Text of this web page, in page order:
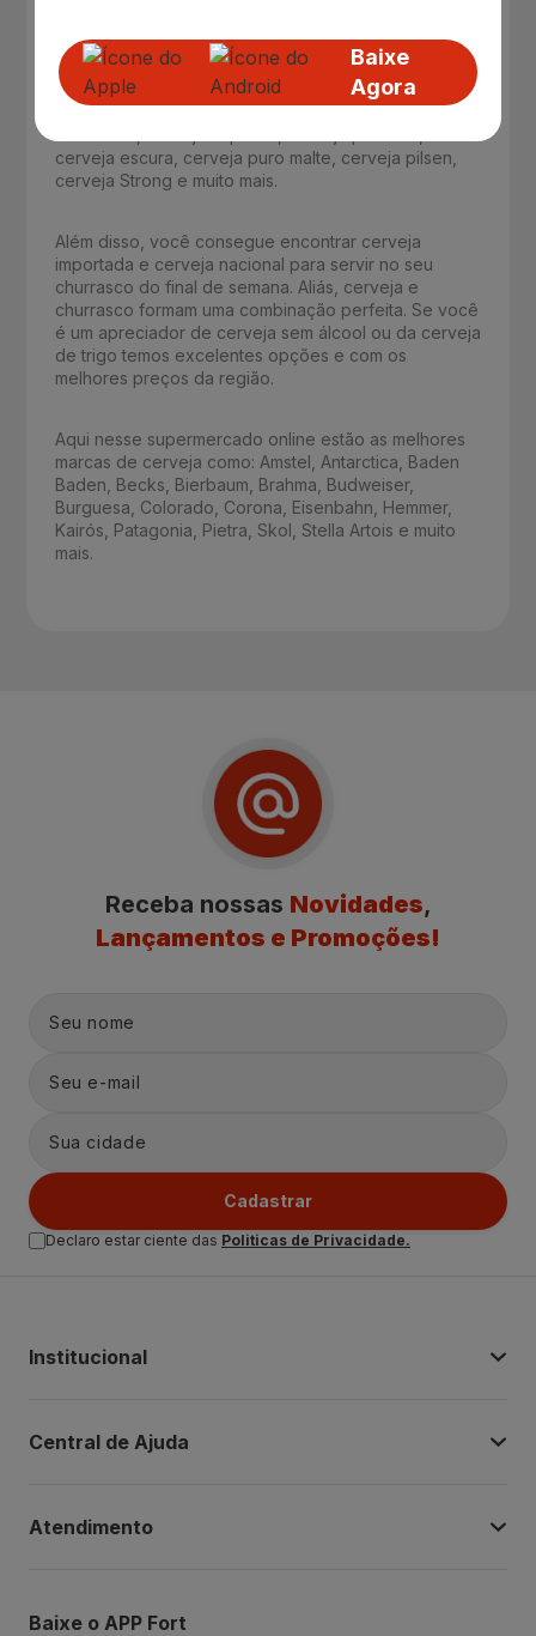
Nesta página você encontra cervejas online onde
basta alguns cliques para fazer o seu pedido e
receber no conforto da sua casa. Aqui temos cerveja
cerveja escura, cerveja puro malte, cerveja pilsen,
cerveja Strong e muito mais.
Além disso, você consegue encontrar cerveja
importada e cerveja nacional para servir no seu
churrasco do final de semana. Aliás, cerveja e
churrasco formam uma combinação perfeita. Se você
é um apreciador de cerveja sem álcool ou da cerveja
de trigo temos excelentes opções e com os
melhores preços da região.
Aqui nesse supermercado online estão as melhores
marcas de cerveja como: Amstel, Antarctica, Baden
Baden, Becks, Bierbaum, Brahma, Budweiser,
Burguesa, Colorado, Corona, Eisenbahn, Hemmer,
Kairós, Patagonia, Pietra, Skol, Stella Artois e muito
mais.
Baixe
Agora
Receba nossas Novidades,
Lançamentos e Promoções!
Cadastrar
Declaro estar ciente das Politicas de Privacidade.
Institucional
Central de Ajuda
Atendimento
Baixe o APP Fort